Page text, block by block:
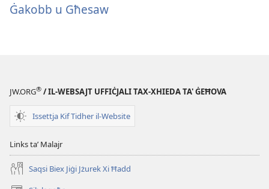
Ġakobb u Għesaw
JW.ORG® / IL-WEBSAJT UFFIĊJALI TAX-XHIEDA TA' ĠEĦOVA
Issettja Kif Tidher il-Website
Links taʼ Malajr
Saqsi Biex Jiġi Jżurek Xi Ħadd